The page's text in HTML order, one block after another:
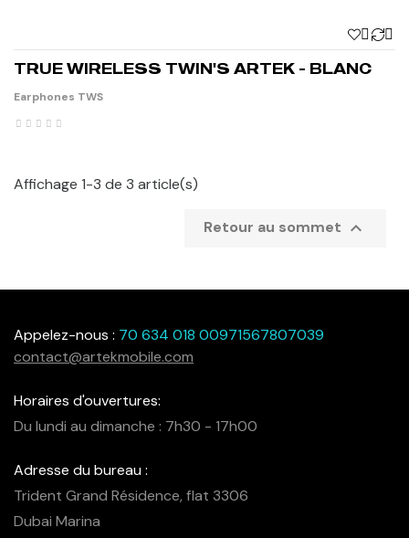
 
TRUE WIRELESS TWIN'S ARTEK - BLANC
Earphones TWS
Affichage 1-3 de 3 article(s)
Retour au sommet 
Appelez-nous : 70 634 018 00971567807039
contact@artekmobile.com
Horaires d'ouvertures:
Du lundi au dimanche : 7h30 - 17h00
Adresse du bureau :
Trident Grand Résidence, flat 3306
Dubai Marina